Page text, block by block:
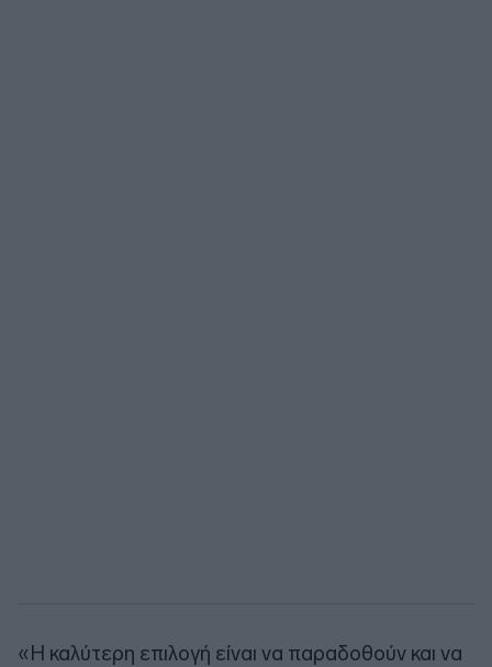
«Η καλύτερη επιλογή είναι να παραδοθούν και να